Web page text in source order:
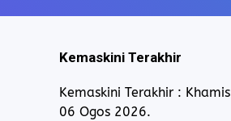
Kemaskini Terakhir
Kemaskini Terakhir : Khamis
06 Ogos 2026.